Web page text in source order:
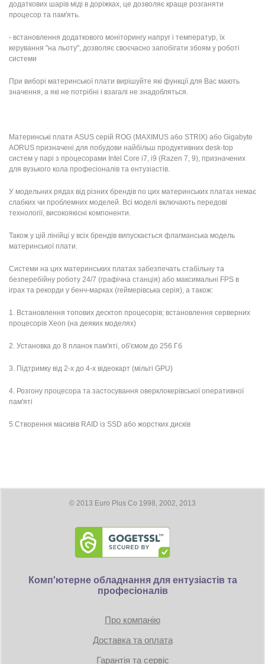
додаткових шарів міді в доріжках, це дозволяє краще розганяти
процесор та пам'ять.
- встановлення додаткового моніторингу напруг і температур, їх
керування "на льоту", дозволяє своєчасно запобігати збоям у роботі
системи
При виборі материнської плати вирішуйте які функції для Вас мають
значення, а які не потрібні і взагалі не знадобляться.
Материнські плати ASUS серій ROG (MAXIMUS або STRIX) або Gigabyte
AORUS призначені для побудови найбільш продуктивних desk-top
систем у парі з процесорами Intel Core i7, i9 (Razen 7, 9), призначених
для вузького кола професіоналів та ентузіастів.
У модельних рядах від різних брендів по цих материнських платах немає
слабких чи проблемних моделей. Всі моделі включають передові
технології, високоякісні компоненти.
Також у цій лінійці у всіх брендів випускається флагманська модель
материнської плати.
Системи на цих материнських платах забезпечать стабільну та
безперебійну роботу 24/7 (графічна станція) або максимальні FPS в
іграх та рекорди у бенч-марках (геймерівська серія), а також:
1. Встановлення топових десктоп процесорів; встановлення серверних
процесорів Xeon (на деяких моделях)
2. Установка до 8 планок пам'яті, об'ємом до 256 Гб
3. Підтримку від 2-х до 4-х відеокарт (мільті GPU)
4. Розгону процесора та застосування оверклокерівської оперативної
пам'яті
5.Створення масивів RAID із SSD або жорстких дисків
© 2013 Euro Plus Co 1998, 2002, 2013
Комп'ютерне обладнання для ентузіастів та
професіоналів
Про компанію
Доставка та оплата
Гарантія та сервіс